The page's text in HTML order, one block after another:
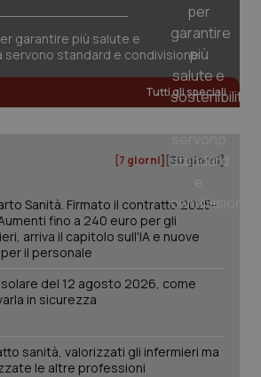
garantire più salute e
servono standard e condivisione
Tutti gli speciali
[7 giorni] [30 giorni]
Sanità. Firmato il contratto 2025-
fino a 240 euro per gli
arriva il capitolo sull'IA e nuove
il personale
solare del 12 agosto 2026, come
in sicurezza
sanità, valorizzati gli infermieri ma
le altre professioni